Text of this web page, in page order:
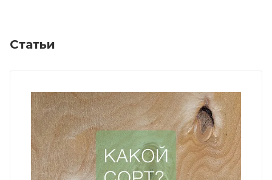
Статьи